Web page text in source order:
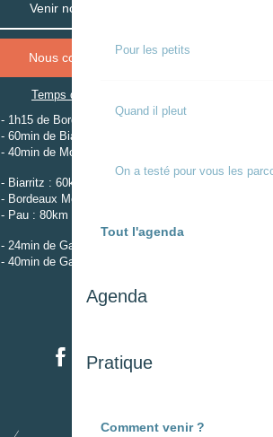
Pour les petits
Quand il pleut
On a testé pour vous les
Tout l'agenda
Agenda
Pratique
Comment venir ?
Venir nous voir
Nous contacter
Temps de trajet
- 1h15 de Bordeaux
- 60min de Biarritz
- 40min de Mont-de-Marsan
- Biarritz : 60km
- Bordeaux Mérignac : 110km
- Pau : 80km
- 24min de Gare de Dax
- 40min de Gare de Mont-de-Marsan